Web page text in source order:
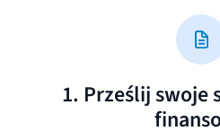
1. Prześlij swoje